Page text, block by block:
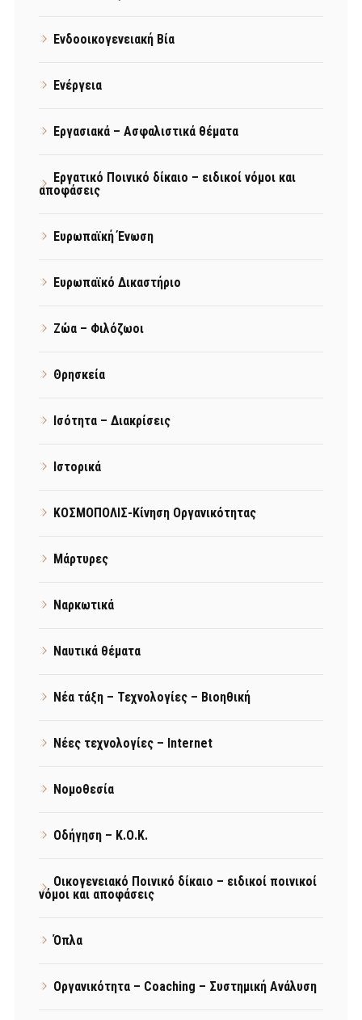
Ενδοοικογενειακή Βία
Ενέργεια
Εργασιακά – Ασφαλιστικά θέματα
Εργατικό Ποινικό δίκαιο – ειδικοί νόμοι και
αποφάσεις
Ευρωπαϊκή Ένωση
Ευρωπαϊκό Δικαστήριο
Ζώα – Φιλόζωοι
Θρησκεία
Ισότητα – Διακρίσεις
Ιστορικά
ΚΟΣΜΟΠΟΛΙΣ-Κίνηση Οργανικότητας
Μάρτυρες
Ναρκωτικά
Ναυτικά θέματα
Νέα τάξη – Τεχνολογίες – Βιοηθική
Νέες τεχνολογίες – Internet
Νομοθεσία
Οδήγηση – Κ.Ο.Κ.
Οικογενειακό Ποινικό δίκαιο – ειδικοί ποινικοί
νόμοι και αποφάσεις
Όπλα
Οργανικότητα – Coaching – Συστημική Ανάλυση